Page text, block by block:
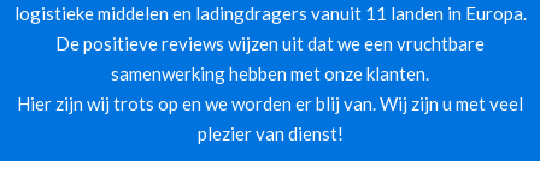
logistieke middelen en ladingdragers vanuit 11 landen in Europa.
De positieve reviews wijzen uit dat we een vruchtbare
samenwerking hebben met onze klanten.
Hier zijn wij trots op en we worden er blij van. Wij zijn u met veel
plezier van dienst!